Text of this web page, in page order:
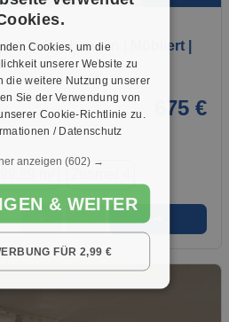
Zuffenhausen | Möbliert |
675 €
Cookies, um die
unserer Website zu
die weitere Nutzung unserer
Sie der Verwendung von
Cookie-Richtlinie zu.
/ Datenschutz
anzeigen (602) →
& WEITER
FÜR 2,99 €